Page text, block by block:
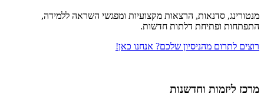
מנטורינג, סדנאות, הרצאות מקצועיות ומפגשי השראה ללמידה,
התפתחות ופתיחת דלתות חדשות.
רוצים לתרום מהניסיון שלכם? אנחנו כאן!
מרכז ליזמות וחדשנות